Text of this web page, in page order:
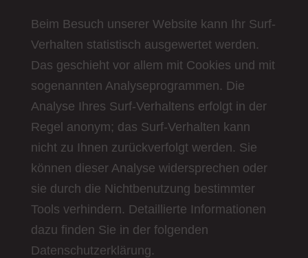
Beim Besuch unserer Website kann Ihr Surf-
Verhalten statistisch ausgewertet werden.
Das geschieht vor allem mit Cookies und mit
sogenannten Analyseprogrammen. Die
Analyse Ihres Surf-Verhaltens erfolgt in der
Regel anonym; das Surf-Verhalten kann
nicht zu Ihnen zurückverfolgt werden. Sie
können dieser Analyse widersprechen oder
sie durch die Nichtbenutzung bestimmter
Tools verhindern. Detaillierte Informationen
dazu finden Sie in der folgenden
Datenschutzerklärung.